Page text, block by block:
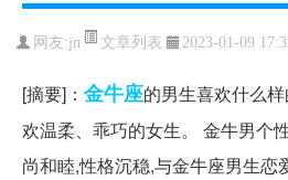
网友:jn 文章列表 2023-01-09
[摘要]： 金牛座的男生喜欢什么
欢温柔、乖巧的女生。 金牛男个
尚和睦,性格沉稳,与金牛座男生恋